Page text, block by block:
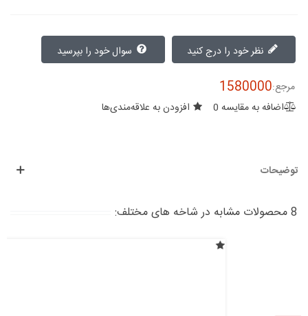
نظر خود را درج کنید
مرجع:1580000
اضافه به مقایسه 0 افزودن به علاقه‌مندی‌ها
توضیحات
8 محصولات مشابه در شاخه های مختلف: